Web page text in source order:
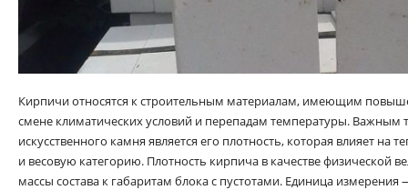
Кирпичи относятся к строительным материалам, имеющим
смене климатических условий и перепадам температуры. Важным
искусственного камня является его плотность, которая влияет на
и весовую категорию. Плотность кирпича в качестве физической
массы состава к габаритам блока с пустотами. Единица